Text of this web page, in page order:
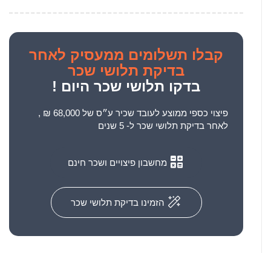
קבלו תשלומים ממעסיק לאחר
בדיקת תלושי שכר
בדקו תלושי שכר היום !
פיצוי כספי ממוצע לעובד שכיר ע״ס של 68,000 ₪ ,
לאחר בדיקת תלושי שכר ל- 5 שנים
מחשבון פיצויים ושכר חינם